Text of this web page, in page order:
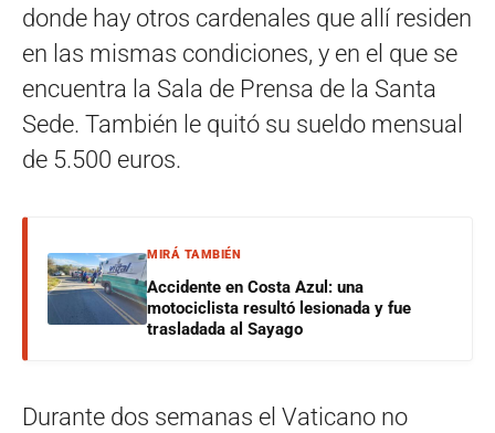
donde hay otros cardenales que allí residen
en las mismas condiciones, y en el que se
encuentra la Sala de Prensa de la Santa
Sede. También le quitó su sueldo mensual
de 5.500 euros.
MIRÁ TAMBIÉN
Accidente en Costa Azul: una
motociclista resultó lesionada y fue
trasladada al Sayago
Durante dos semanas el Vaticano no